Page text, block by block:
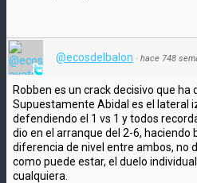
@ecosdelbalon · hace 748
Robben es un crack decisivo que ha
Supuestamente Abidal es el lateral
defendiendo el 1 vs 1 y todos
dio en el arranque del 2-6, haciendo
diferencia de nivel entre ambos, no
como puede estar, el duelo
cualquiera.